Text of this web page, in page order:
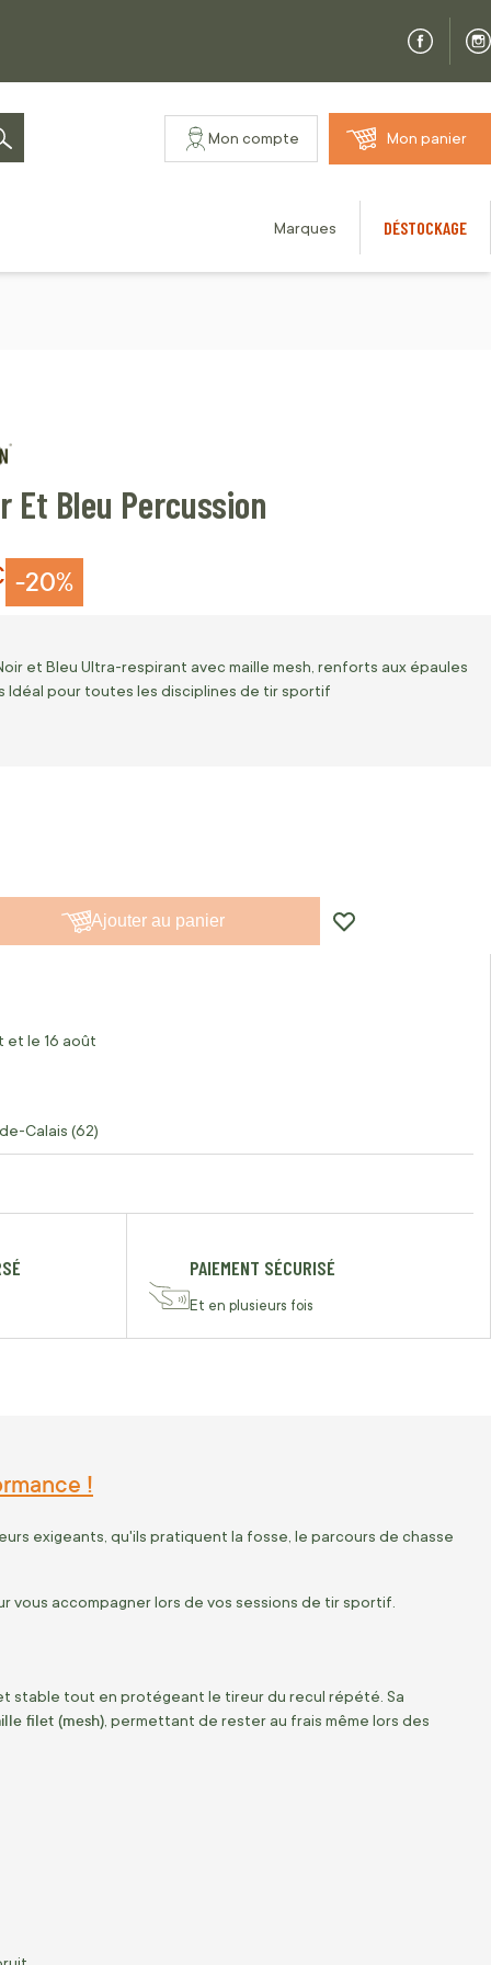
Mon compte Mon panier
Marques DÉSTOCKAGE
Et Bleu Percussion
-20%
et Bleu Ultra-respirant avec maille mesh, renforts aux épaules
Idéal pour toutes les disciplines de tir sportif
Ajouter au panier
et le 16 août
Calais (62)
PAIEMENT SÉCURISÉ
Et en plusieurs fois
!
exigeants, qu'ils pratiquent la fosse, le parcours de chasse
accompagner lors de vos sessions de tir sportif.
stable tout en protégeant le tireur du recul répété. Sa
filet (mesh) , permettant de rester au frais même lors des